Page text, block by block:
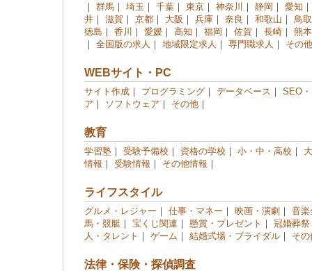
｜ 群馬 ｜ 埼玉 ｜ 千葉 ｜ 東京 ｜ 神奈川 ｜ 静岡 ｜ 愛知
井 ｜ 滋賀 ｜ 京都 ｜ 大阪 ｜ 兵庫 ｜ 奈良 ｜ 和歌山 ｜ 鳥取
徳島 ｜ 香川 ｜ 愛媛 ｜ 高知 ｜ 福岡 ｜ 佐賀 ｜ 長崎 ｜ 熊本
｜ 全国版の求人 ｜ 地域限定求人 ｜ 専門職求人 ｜ その
WEBサイト・PC
サイト作成 ｜ プログラミング ｜ データベース ｜ SEO
ア ｜ ソフトウェア ｜ その他 ｜
教育
学習塾 ｜ 受験予備校 ｜ 資格の学校 ｜ 小・中・高校 ｜
情報 ｜ 受験情報 ｜ その他情報 ｜
ライフスタイル
グルメ・レジャー ｜ 仕事・マネー ｜ 映画・演劇 ｜ 音楽
馬・競艇 ｜ 宝くじ関連 ｜ 懸賞・プレゼント ｜ 冠婚葬祭
人・タレント ｜ ゲーム ｜ 結婚式場・ブライダル ｜ そ
法律・保険・探偵調査